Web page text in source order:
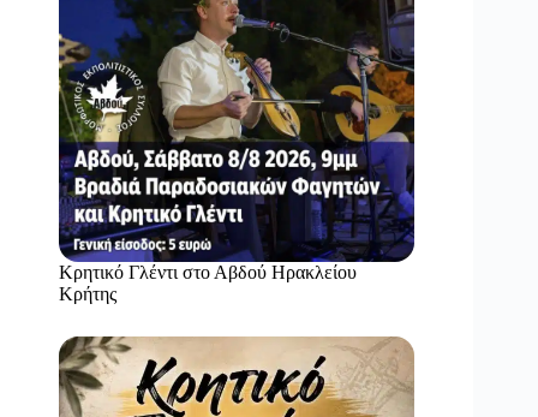
Κρητικό Γλέντι στο Αβδού Ηρακλείου
Κρήτης